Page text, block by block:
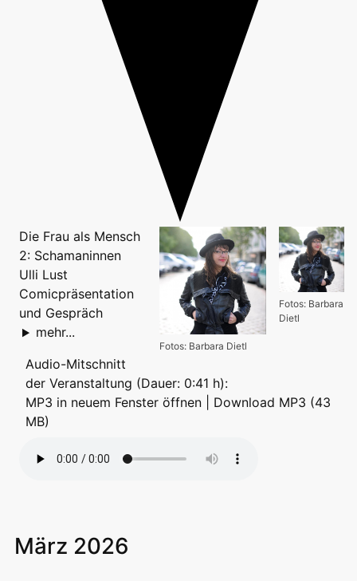
Fotos: Barbara
Dietl
Fotos: Barbara Dietl
Die Frau als Mensch
2: Schamaninnen
Ulli Lust
Comicpräsentation
und Gespräch
mehr...
Audio-Mitschnitt
der Veranstaltung (Dauer: 0:41 h):
MP3 in neuem Fenster öffnen
Download MP3 (43
MB)
März 2026